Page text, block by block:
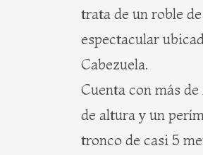
trata de un roble
espectacular
Cabezuela.
Cuenta con más
de altura y un
tronco de casi 5